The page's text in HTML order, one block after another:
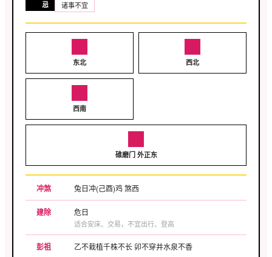
忌 诸事不宜
东北 西北
西南
碓磨门 外正东
冲煞 兔日冲(己酉)鸡 煞西
建除 危日
适合安床、交易，不宜出行、登高
彭祖 乙不栽植千株不长 卯不穿井水泉不香